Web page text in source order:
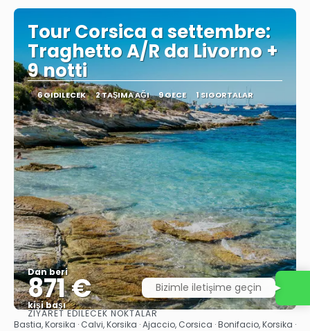
Tour Corsica a settembre:
Traghetto A/R da Livorno +
9 notti
6 GIDILECEK 2 TAŞIMA AĞI 9 GECE 1 SIGORTALAR
Dan beri
871 €
kişi başı
Görüntüle
ZIYARET EDILECEK NOKTALAR
Bastia, Korsika · Calvi, Korsika · Ajaccio, Corsica · Bonifacio, Korsika ·
Bizimle iletişime geçin